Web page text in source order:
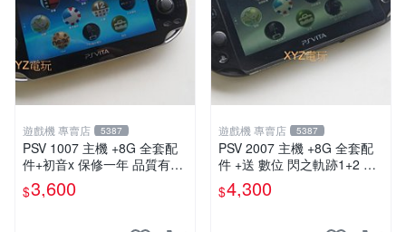
遊戲機 專賣店 5387
PSV 1007 主機 +8G 全套配
件+初音x 保修一年 品質有保
障
$3,600
遊戲機 專賣店 5387
PSV 2007 主機 +8G 全套配
件 +送 數位 閃之軌跡1+2 保
修一年 品質有保障
$4,300